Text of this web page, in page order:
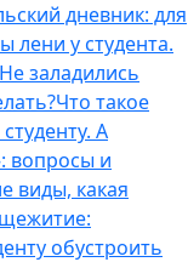
дневник: для
лени у студента.
Не заладились
Что такое
А
вопросы и
виды, какая
обустроить